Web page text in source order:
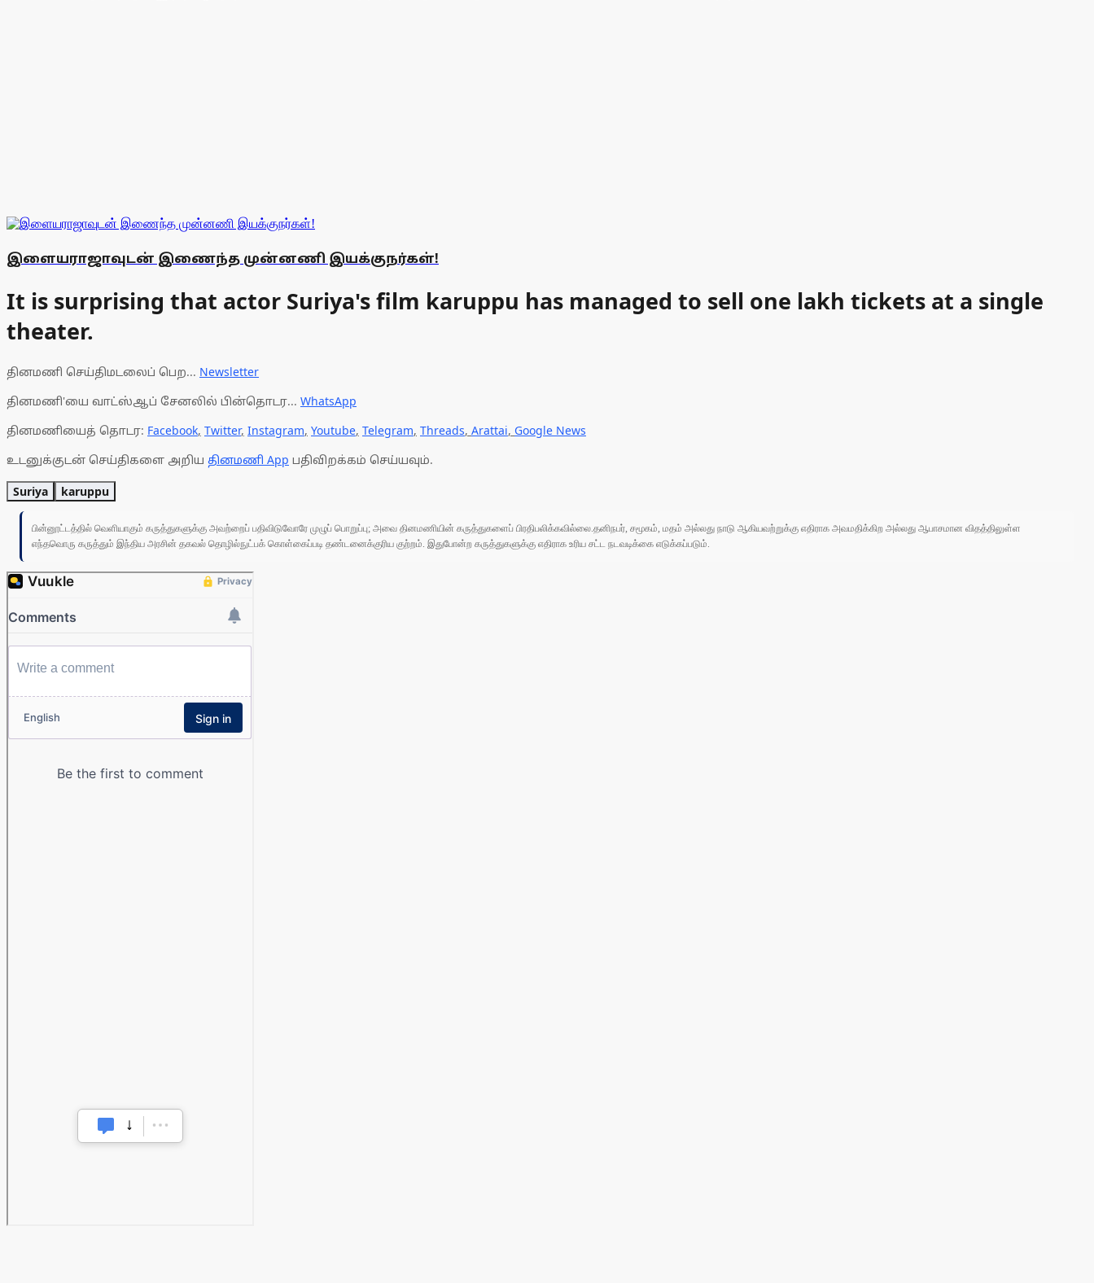
இளையராஜாவுடன் இணைந்த முன்னணி இயக்குநர்கள்!
It is surprising that actor Suriya's film karuppu has managed to sell one lakh tickets at a single
theater.
தினமணி செய்திமடலைப் பெற... Newsletter
தினமணி'யை வாட்ஸ்ஆப் சேனலில் பின்தொடர... WhatsApp
தினமணியைத் தொடர: Facebook, Twitter, Instagram, Youtube, Telegram, Threads, Arattai, Google News
உடனுக்குடன் செய்திகளை அறிய தினமணி App பதிவிறக்கம் செய்யவும்.
Suriya karuppu
பின்னூட்டத்தில் வெளியாகும் கருத்துகளுக்கு அவற்றைப் பதிவிடுவோரே முழுப் பொறுப்பு; அவை தினமணியின் கருத்துகளைப் பிரதிபலிக்கவில்லை.தனிநபர், சமூகம், மதம் அல்லது நாடு ஆகியவற்றுக்கு எதிராக அவமதிக்கிற அல்லது ஆபாசமான விதத்திலுள்ள
எந்தவொரு கருத்தும் இந்திய அரசின் தகவல் தொழில்நுட்பக் கொள்கைப்படி தண்டனைக்குரிய குற்றம். இதுபோன்ற கருத்துகளுக்கு எதிராக உரிய சட்ட நடவடிக்கை எடுக்கப்படும்.